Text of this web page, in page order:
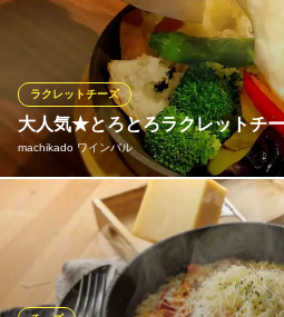
チーズフォンデュ。ディップする野
豊かにご用意。さらにトッピングで
チーズバルキッチン ミルポン
チーズバルキッチン
ＪＲ静岡駅 徒歩7分
静岡県静岡市葵区紺屋町13-9
大人気★とろとろラクレットチ
machikado ワインバル
ラクレットチーズ
見て楽しい!!食べて幸せ♪濃厚ラクレ
沢にとろーりたっぷりかけてくれま
がること間違いなし★たっぷりと絡
【バケット＆こだわりお野菜】【ソ
ル】から選んでくださいね♪